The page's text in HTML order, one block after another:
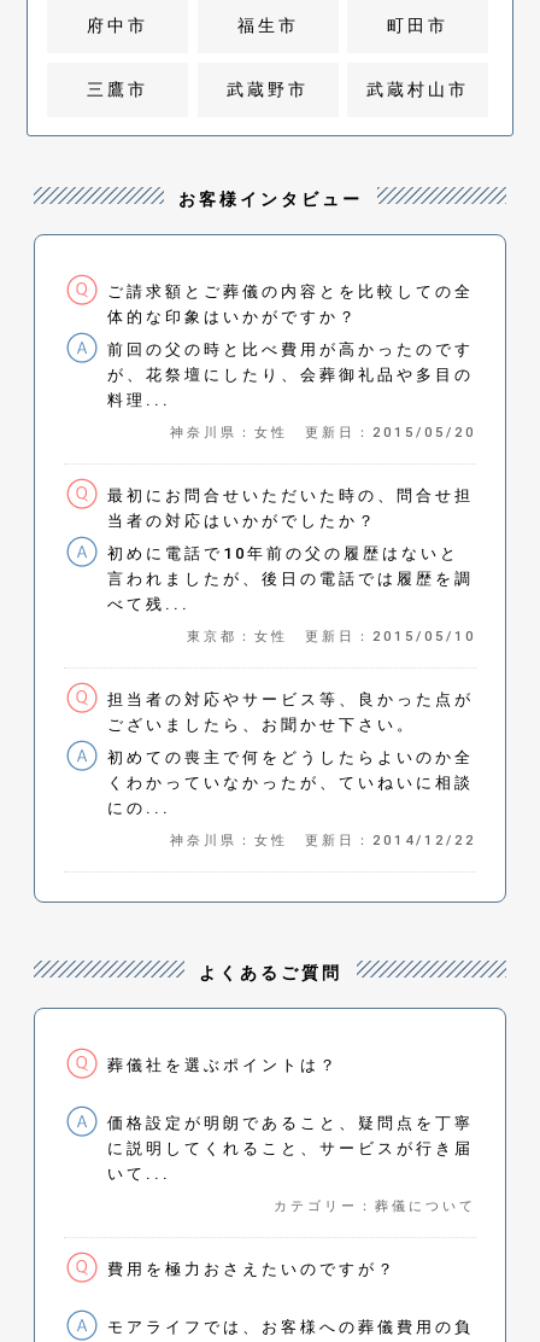
府中市 福生市 町田市
三鷹市 武蔵野市 武蔵村山市
お客様インタビュー
ご請求額とご葬儀の内容とを比較しての全
体的な印象はいかがですか？
前回の父の時と比べ費用が高かったのです
が、花祭壇にしたり、会葬御礼品や多目の
料理...
神奈川県：女性 更新日：2015/05/20
最初にお問合せいただいた時の、問合せ担
当者の対応はいかがでしたか？
初めに電話で10年前の父の履歴はないと
言われましたが、後日の電話では履歴を調
べて残...
東京都：女性 更新日：2015/05/10
担当者の対応やサービス等、良かった点が
ございましたら、お聞かせ下さい。
初めての喪主で何をどうしたらよいのか全
くわかっていなかったが、ていねいに相談
にの...
神奈川県：女性 更新日：2014/12/22
よくあるご質問
葬儀社を選ぶポイントは？
価格設定が明朗であること、疑問点を丁寧
に説明してくれること、サービスが行き届
いて...
カテゴリー：葬儀について
費用を極力おさえたいのですが？
モアライフでは、お客様への葬儀費用の負